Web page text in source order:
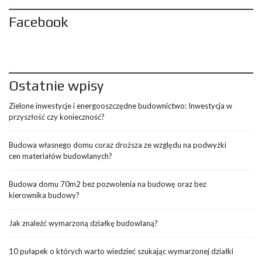
Facebook
Ostatnie wpisy
Zielone inwestycje i energooszczędne budownictwo: Inwestycja w
przyszłość czy konieczność?
Budowa własnego domu coraz droższa ze względu na podwyżki
cen materiałów budowlanych?
Budowa domu 70m2 bez pozwolenia na budowę oraz bez
kierownika budowy?
Jak znaleźć wymarzoną działkę budowlaną?
10 pułapek o których warto wiedzieć szukając wymarzonej działki